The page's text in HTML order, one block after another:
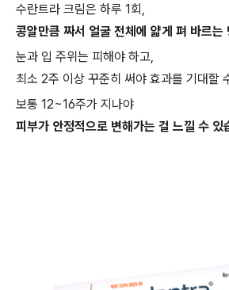
수란트라 크림은 하루 1회,
콩알만큼 짜서 얼굴 전체에 얇게 펴 바르는
눈과 입 주위는 피해야 하고,
최소 2주 이상 꾸준히 써야 효과를 기대할
보통 12~16주가 지나야
피부가 안정적으로 변해가는 걸 느낄 수 있